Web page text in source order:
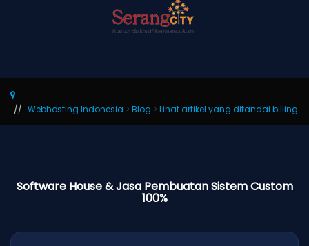
Webhosting Indonesia > Blog > Lihat artikel yang ditandai billing
Software House & Jasa Pembuatan Sistem Custom
100%